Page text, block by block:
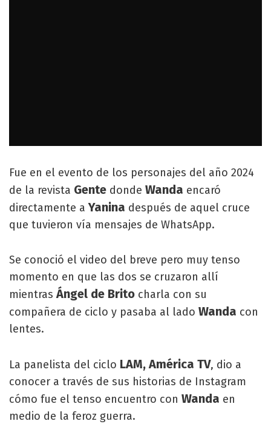
Fue en el evento de los personajes del año 2024
de la revista Gente donde Wanda encaró
directamente a Yanina después de aquel cruce
que tuvieron vía mensajes de WhatsApp.
Se conoció el video del breve pero muy tenso
momento en que las dos se cruzaron allí
mientrasÁngel de Brito charla con su
compañera de ciclo y pasaba al lado Wanda con
lentes.
La panelista del ciclo LAM, América TV, dio a
conocer a través de sus historias de Instagram
cómo fue el tenso encuentro con Wanda en
medio de la feroz guerra.